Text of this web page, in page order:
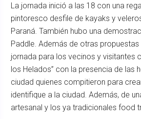
La jornada inició a las 18 con una
pintoresco desfile de kayaks y
Paraná. También hubo una
Paddle. Además de otras propuestas
jornada para los vecinos y visitantes
los Helados” con la presencia de las
ciudad quienes compitieron para
identifique a la ciudad. Además, de
artesanal y los ya tradicionales food